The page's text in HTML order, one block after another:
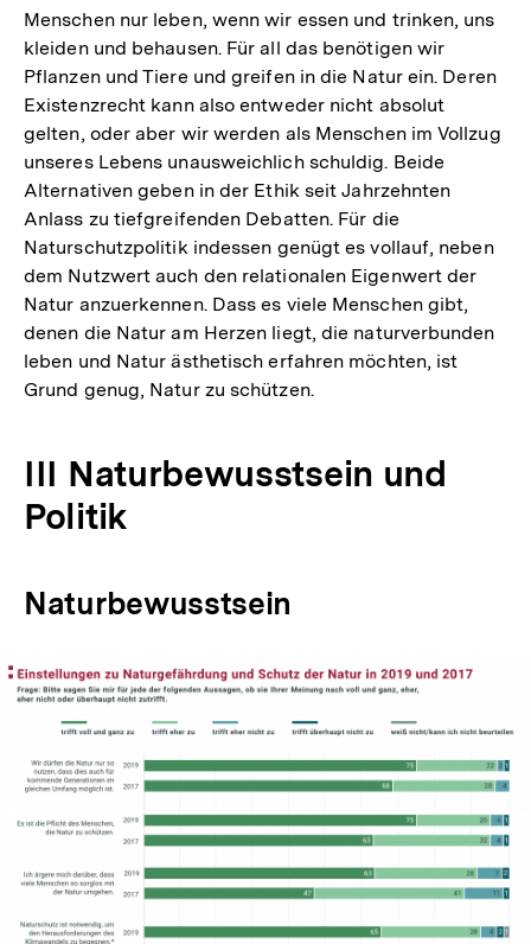
Menschen nur leben, wenn wir essen und trinken, uns
kleiden und behausen. Für all das benötigen wir
Pflanzen und Tiere und greifen in die Natur ein. Deren
Existenzrecht kann also entweder nicht absolut
gelten, oder aber wir werden als Menschen im Vollzug
unseres Lebens unausweichlich schuldig. Beide
Alternativen geben in der Ethik seit Jahrzehnten
Anlass zu tiefgreifenden Debatten. Für die
Naturschutzpolitik indessen genügt es vollauf, neben
dem Nutzwert auch den relationalen Eigenwert der
Natur anzuerkennen. Dass es viele Menschen gibt,
denen die Natur am Herzen liegt, die naturverbunden
leben und Natur ästhetisch erfahren möchten, ist
Grund genug, Natur zu schützen.
III Naturbewusstsein und
Politik
Naturbewusstsein
Lightbox
öffnen